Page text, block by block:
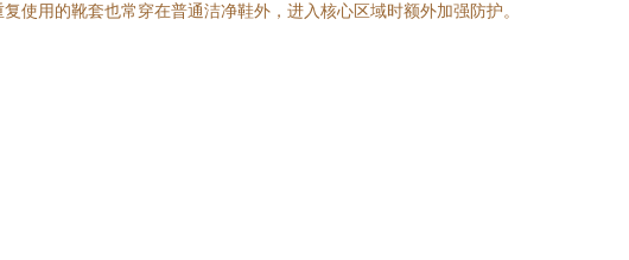
使用的靴套也常穿在普通洁净鞋外，进入核心区域时额外加强防护。